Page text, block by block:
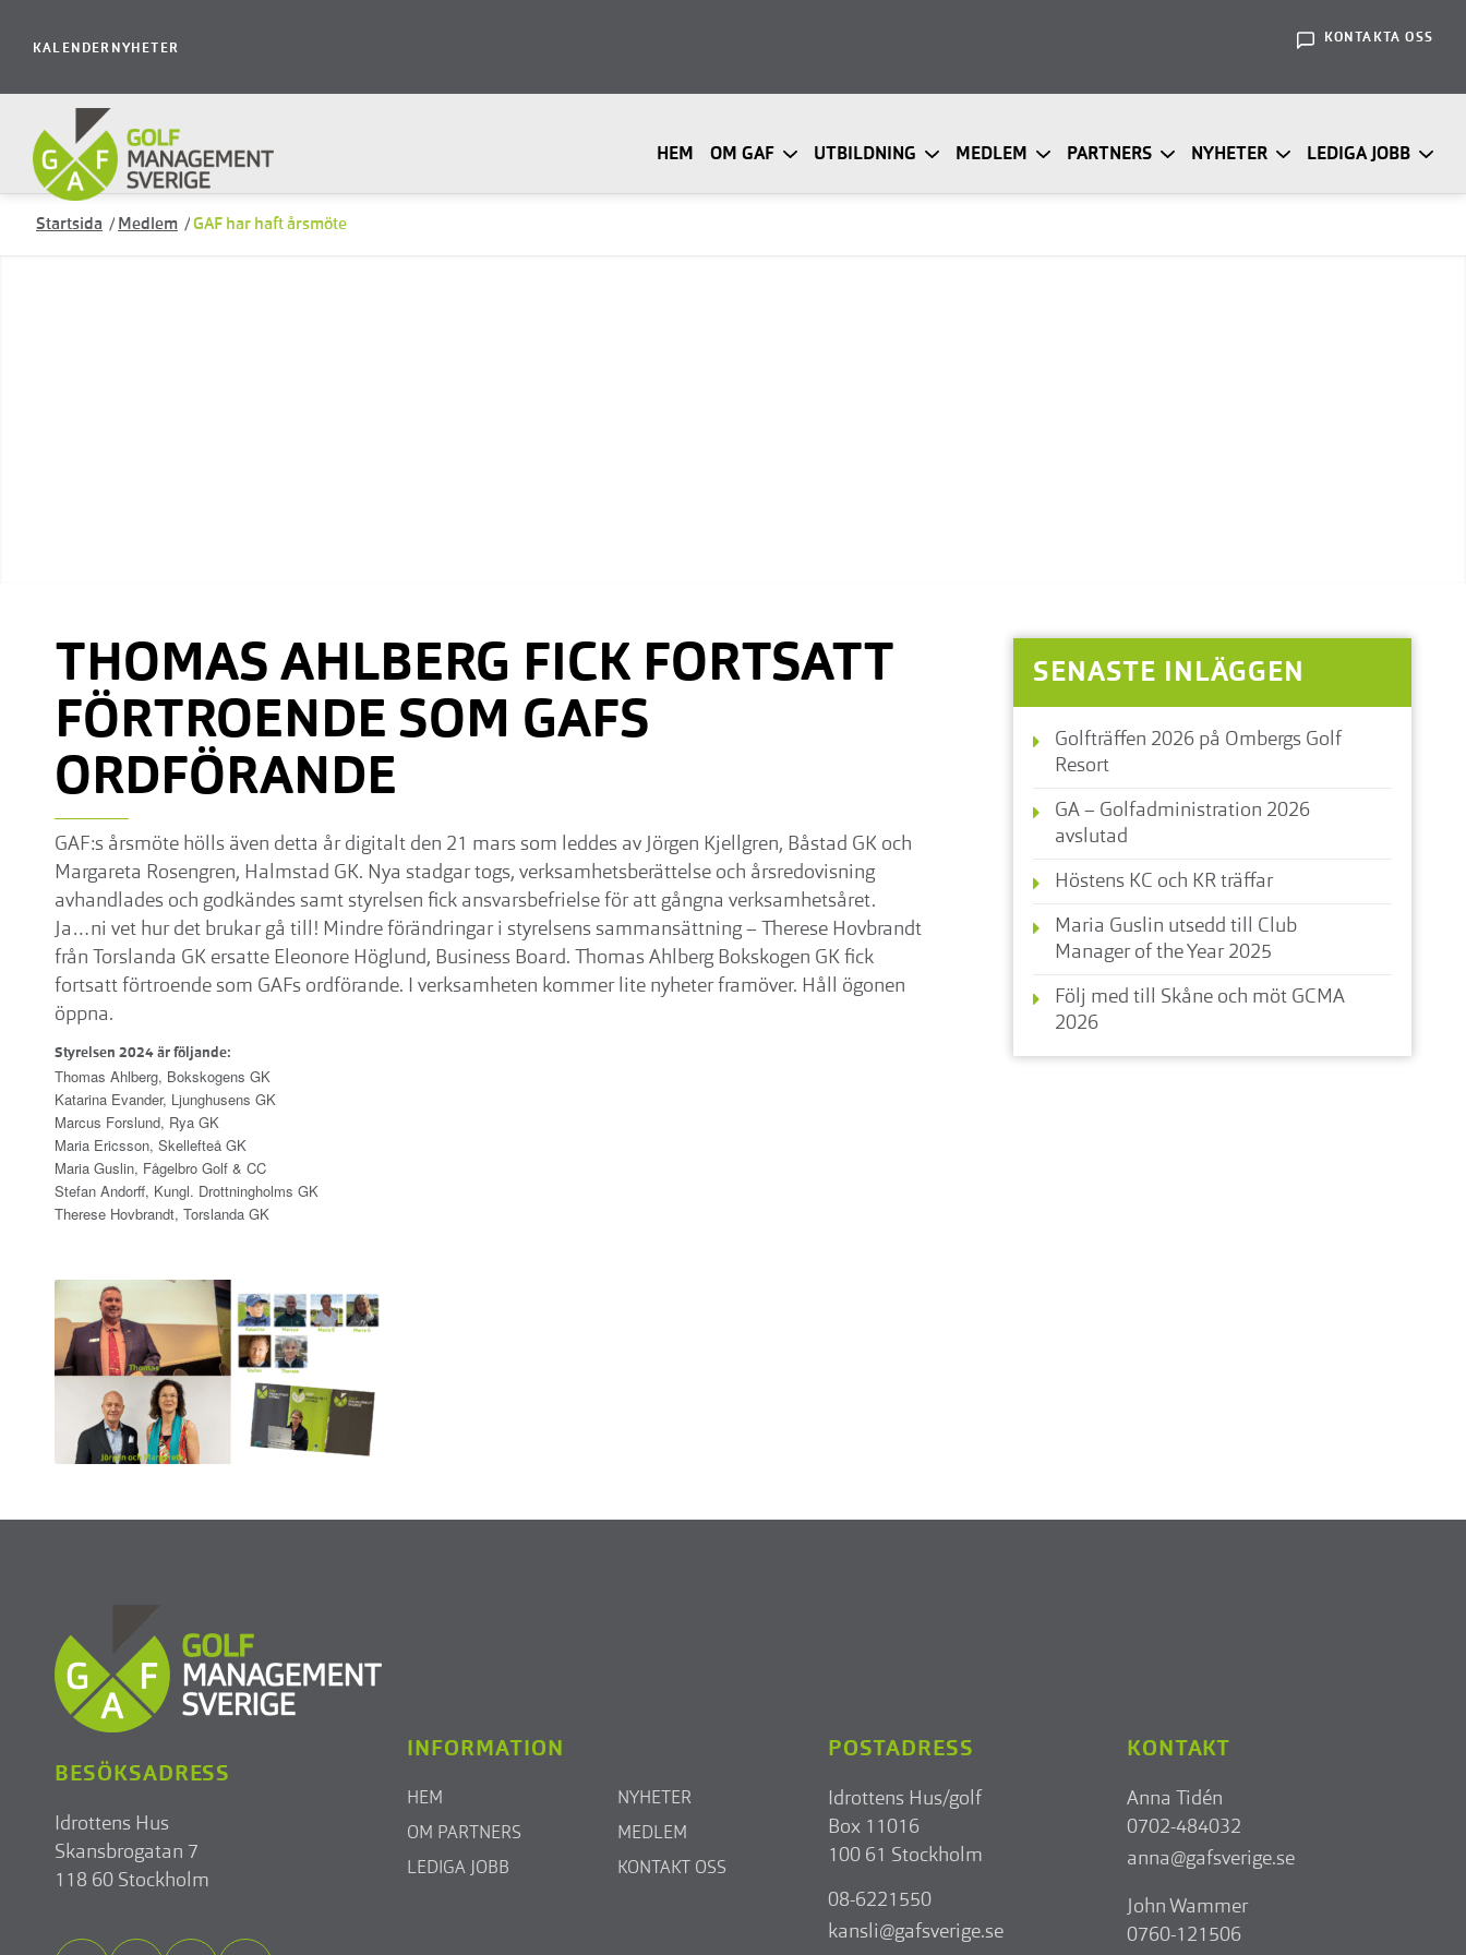
KALENDER NYHETER
KONTAKTA OSS
HEM OM GAF UTBILDNING MEDLEM PARTNERS NYHETER LEDIGA JOBB
Startsida / Medlem / GAF har haft årsmöte
THOMAS AHLBERG FICK FORTSATT
FÖRTROENDE SOM GAFS
ORDFÖRANDE
GAF:s årsmöte hölls även detta år digitalt den 21 mars som leddes av Jörgen Kjellgren, Båstad GK och
Margareta Rosengren, Halmstad GK. Nya stadgar togs, verksamhetsberättelse och årsredovisning
avhandlades och godkändes samt styrelsen fick ansvarsbefrielse för att gångna verksamhetsåret.
Ja…ni vet hur det brukar gå till! Mindre förändringar i styrelsens sammansättning – Therese Hovbrandt
från Torslanda GK ersatte Eleonore Höglund, Business Board. Thomas Ahlberg Bokskogen GK fick
fortsatt förtroende som GAFs ordförande. I verksamheten kommer lite nyheter framöver. Håll ögonen
öppna.
Styrelsen 2024 är följande:
Thomas Ahlberg, Bokskogens GK
Katarina Evander, Ljunghusens GK
Marcus Forslund, Rya GK
Maria Ericsson, Skellefteå GK
Maria Guslin, Fågelbro Golf & CC
Stefan Andorff, Kungl. Drottningholms GK
Therese Hovbrandt, Torslanda GK
SENASTE INLÄGGEN
Golfträffen 2026 på Ombergs Golf
Resort
GA – Golfadministration 2026
avslutad
Höstens KC och KR träffar
Maria Guslin utsedd till Club
Manager of the Year 2025
Följ med till Skåne och möt GCMA
2026
BESÖKSADRESS
Idrottens Hus
Skansbrogatan 7
118 60 Stockholm
INFORMATION
HEM
NYHETER
OM PARTNERS
MEDLEM
LEDIGA JOBB
KONTAKT OSS
POSTADRESS
Idrottens Hus/golf
Box 11016
100 61 Stockholm
08-6221550
kansli@gafsverige.se
KONTAKT
Anna Tidén
0702-484032
anna@gafsverige.se
John Wammer
0760-121506